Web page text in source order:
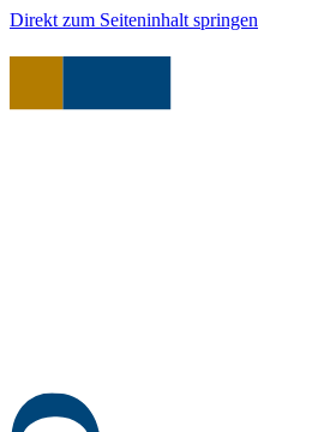
Direkt zum Seiteninhalt springen